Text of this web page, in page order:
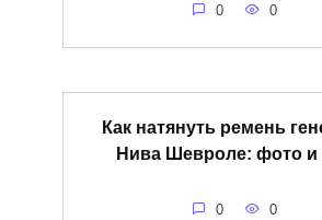
0 0
Как натянуть ремень
Нива Шевроле: фото и
0 0